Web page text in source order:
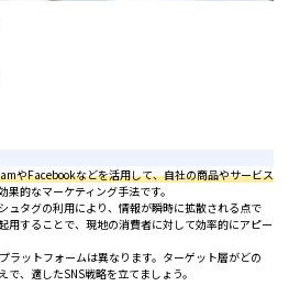
やFacebookなどを活用して、自社の商品やサービス
果的なマーケティング手法です。
ュタグの利用により、情報が瞬時に拡散される点で
用することで、現地の消費者に対して効率的にアピー
ラットフォームは異なります。ターゲット層がどの
、適したSNS戦略を立てましょう。